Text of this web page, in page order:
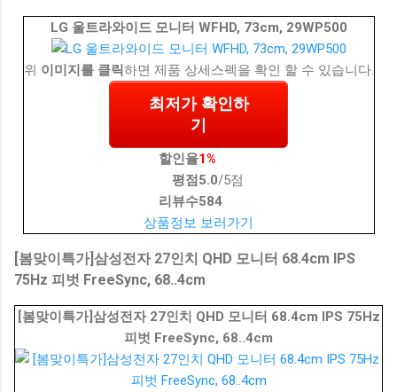
LG 울트라와이드 모니터 WFHD, 73cm, 29WP500
위 이미지를 클릭하면 제품 상세스펙을 확인 할 수 있습니다.
최저가 확인하
기
할인율1%
평점 5.0/5점
리뷰수584
상품정보 보러가기
[봄맞이특가]삼성전자 27인치 QHD 모니터 68.4cm IPS
75Hz 피벗 FreeSync, 68..4cm
[봄맞이특가]삼성전자 27인치 QHD 모니터 68.4cm IPS 75Hz
피벗 FreeSync, 68..4cm